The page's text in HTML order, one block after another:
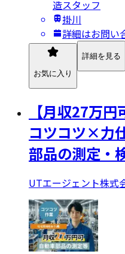
造スタッフ
掛川
詳細はお問い
お気に入り
詳細を見る
【月収27万
コツコツ×力
部品の測定・
UTエージェント株式